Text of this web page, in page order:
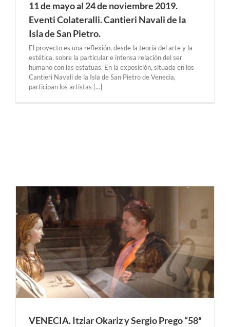
11 de mayo al 24 de noviembre 2019.
Eventi Colateralli. Cantieri Navali de la
Isla de San Pietro.
El proyecto es una reflexión, desde la teoría del arte y la
estética, sobre la particular e intensa relación del ser
humano con las estatuas. En la exposición, situada en los
Cantieri Navali de la Isla de San Pietro de Venecia,
participan los artistas [...]
VENECIA. Itziar Okariz y Sergio Prego “58ª